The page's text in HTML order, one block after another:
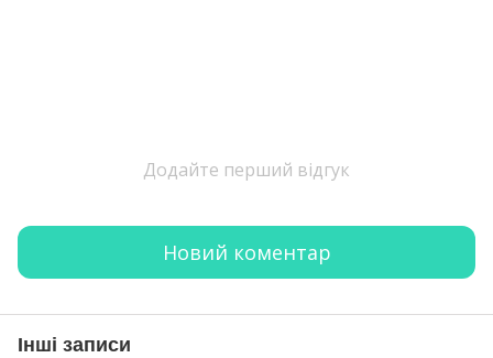
Додайте перший відгук
Новий коментар
Інші записи